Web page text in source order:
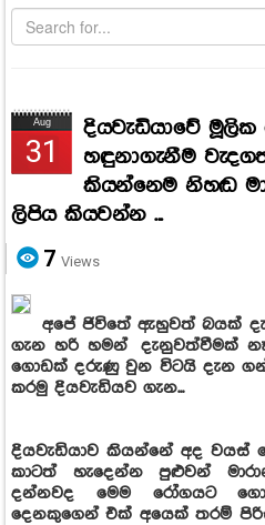
Aug
31
දියවැඩියාවේ
හඳුනාගැනීම
කියන්නෙම නිහඬ
ලිපිය කියවන්න ...
7 Views
අපේ ජිවිතේ ඇහුවත් බයක්
ගැන හරි හමන් දැනුවත්වීමක්
ගොඩක් දරුණු වුන විටයි දැන
කරමු දියවැඩියව ගැන...
දියවැඩියාව කියන්නේ අද
කාටත් හැදෙන්න පුළුවන්
දන්නවද මෙම රෝගයට
දෙනකුගෙන් එක් අයෙක් තරම්